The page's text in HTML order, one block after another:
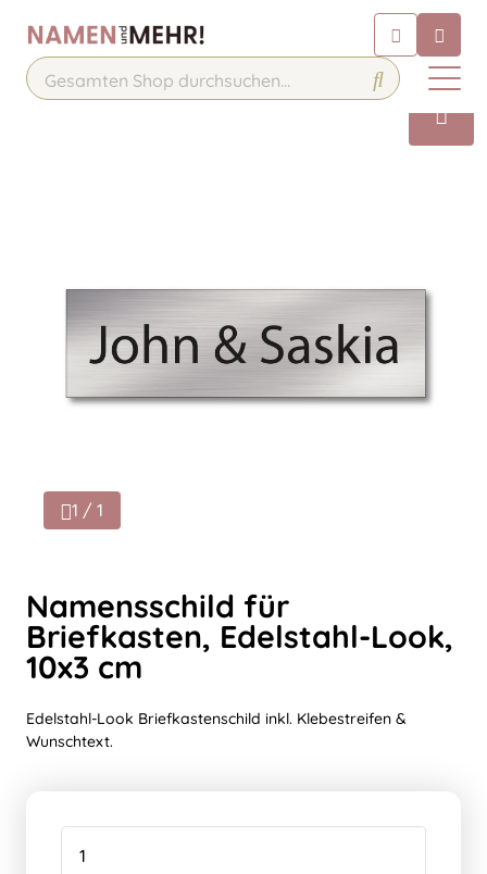
Chatten Sie 24/7 mit unserem
hilfreichen Chatbot
Kontakt
1 / 1
Namensschild für
Briefkasten, Edelstahl-Look,
10x3 cm
Edelstahl-Look Briefkastenschild inkl. Klebestreifen &
Wunschtext.